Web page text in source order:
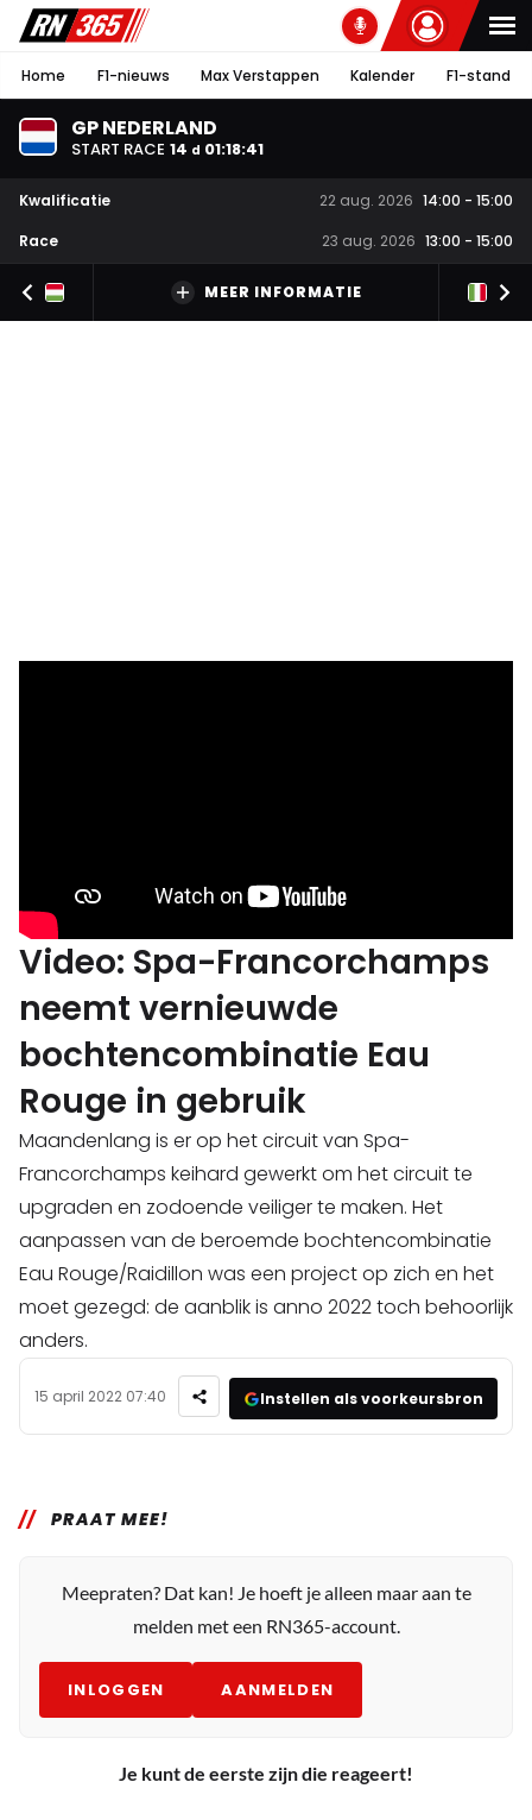
Home F1-nieuws Max Verstappen Kalender F1-stand
GP NEDERLAND
START RACE 14 d 01:18:40
Kwalificatie 22 aug. 2026 14:00 - 15:00
Race
23 aug. 2026 13:00 - 15:00
MEER INFORMATIE
Video: Spa-Francorchamps
neemt vernieuwde
bochtencombinatie Eau
Rouge in gebruik
Maandenlang is er op het circuit van Spa-
Francorchamps keihard gewerkt om het circuit te
upgraden en zodoende veiliger te maken. Het
aanpassen van de beroemde bochtencombinatie
Eau Rouge/Raidillon was een project op zich en het
moet gezegd: de aanblik is anno 2022 toch behoorlijk
anders.
15 april 2022 07:40 Instellen als voorkeursbron
PRAAT MEE!
Meepraten? Dat kan! Je hoeft je alleen maar aan te
melden met een RN365-account.
INLOGGEN AANMELDEN
Je kunt de eerste zijn die reageert!